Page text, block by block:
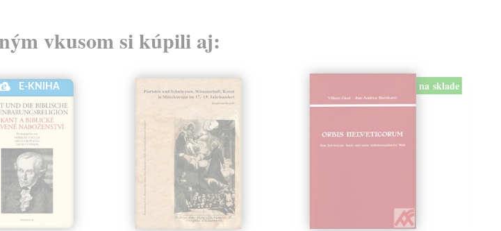
vkusom si kúpili aj:
E-KNIHA na sklade